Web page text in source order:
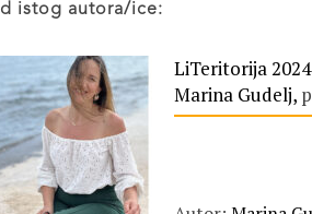
od istog autora/ice:
LiTeritorija
Marina Gudelj,